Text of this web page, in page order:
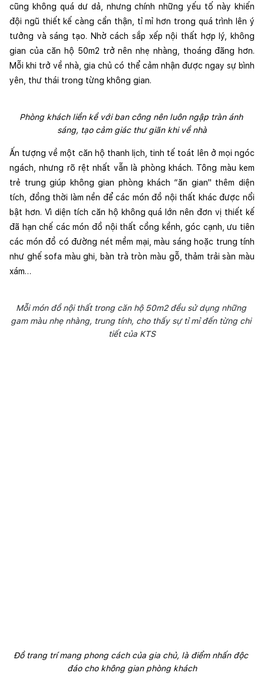
cũng không quá dư dả, nhưng chính những yếu tố này khiến
đội ngũ thiết kế càng cẩn thận, tỉ mỉ hơn trong quá trình lên ý
tưởng và sáng tạo. Nhờ cách sắp xếp nội thất hợp lý, không
gian của căn hộ 50m2 trở nên nhẹ nhàng, thoáng đãng hơn.
Mỗi khi trở về nhà, gia chủ có thể cảm nhận được ngay sự bình
yên, thư thái trong từng không gian.
Phòng khách liền kề với ban công nên luôn ngập tràn ánh
sáng, tạo cảm giác thư giãn khi về nhà
Ấn tượng về một căn hộ thanh lịch, tinh tế toát lên ở mọi ngóc
ngách, nhưng rõ rệt nhất vẫn là phòng khách. Tông màu kem
trẻ trung giúp không gian phòng khách “ăn gian" thêm diện
tích, đồng thời làm nền để các món đồ nội thất khác được nổi
bật hơn. Vì diện tích căn hộ không quá lớn nên đơn vị thiết kế
đã hạn chế các món đồ nội thất cồng kềnh, góc cạnh, ưu tiên
các món đồ có đường nét mềm mại, màu sáng hoặc trung tính
như ghế sofa màu ghi, bàn trà tròn màu gỗ, thảm trải sàn màu
xám…
Mỗi món đồ nội thất trong căn hộ 50m2 đều sử dụng những
gam màu nhẹ nhàng, trung tính, cho thấy sự tỉ mỉ đến từng chi
tiết của KTS
Đồ trang trí mang phong cách của gia chủ, là điểm nhấn độc
đáo cho không gian phòng khách